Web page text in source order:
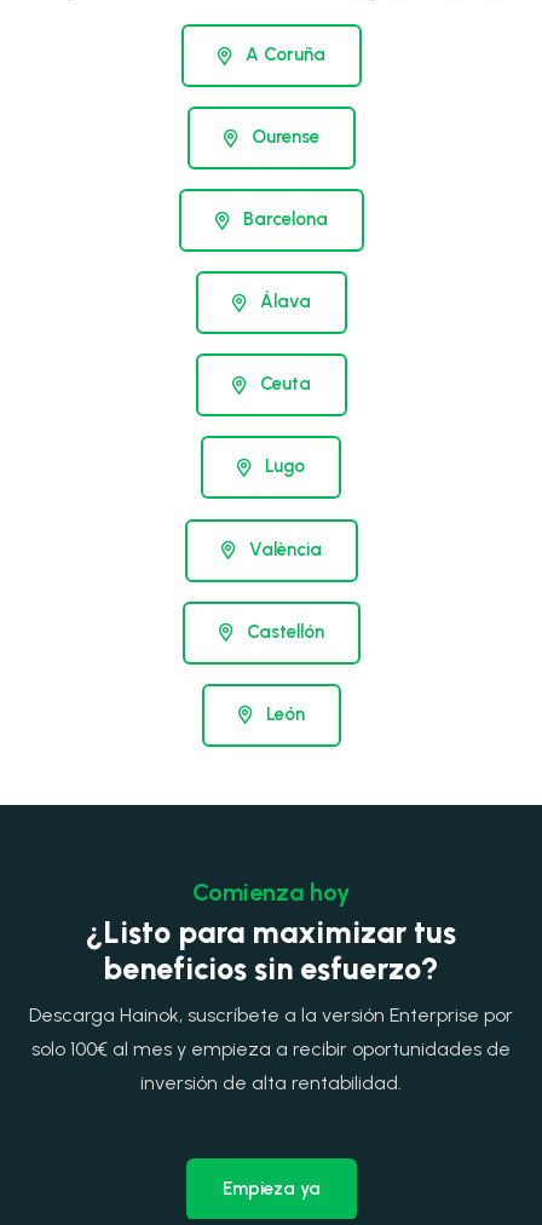
A Coruña
Ourense
Barcelona
Álava
Ceuta
Lugo
València
Castellón
León
Comienza hoy
¿Listo para maximizar tus
beneficios sin esfuerzo?
Descarga Hainok, suscríbete a la versión Enterprise por
solo 100€ al mes y empieza a recibir oportunidades de
inversión de alta rentabilidad.
Empieza ya